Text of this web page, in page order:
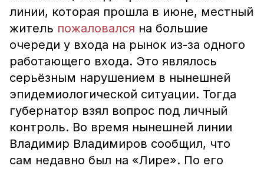
линии, которая прошла в июне, местный
житель пожаловался на большие
очереди у входа на рынок из-за одного
работающего входа. Это являлось
серьёзным нарушением в нынешней
эпидемиологической ситуации. Тогда
губернатор взял вопрос под личный
контроль. Во время нынешней линии
Владимир Владимиров сообщил, что
сам недавно был на «Лире». По его